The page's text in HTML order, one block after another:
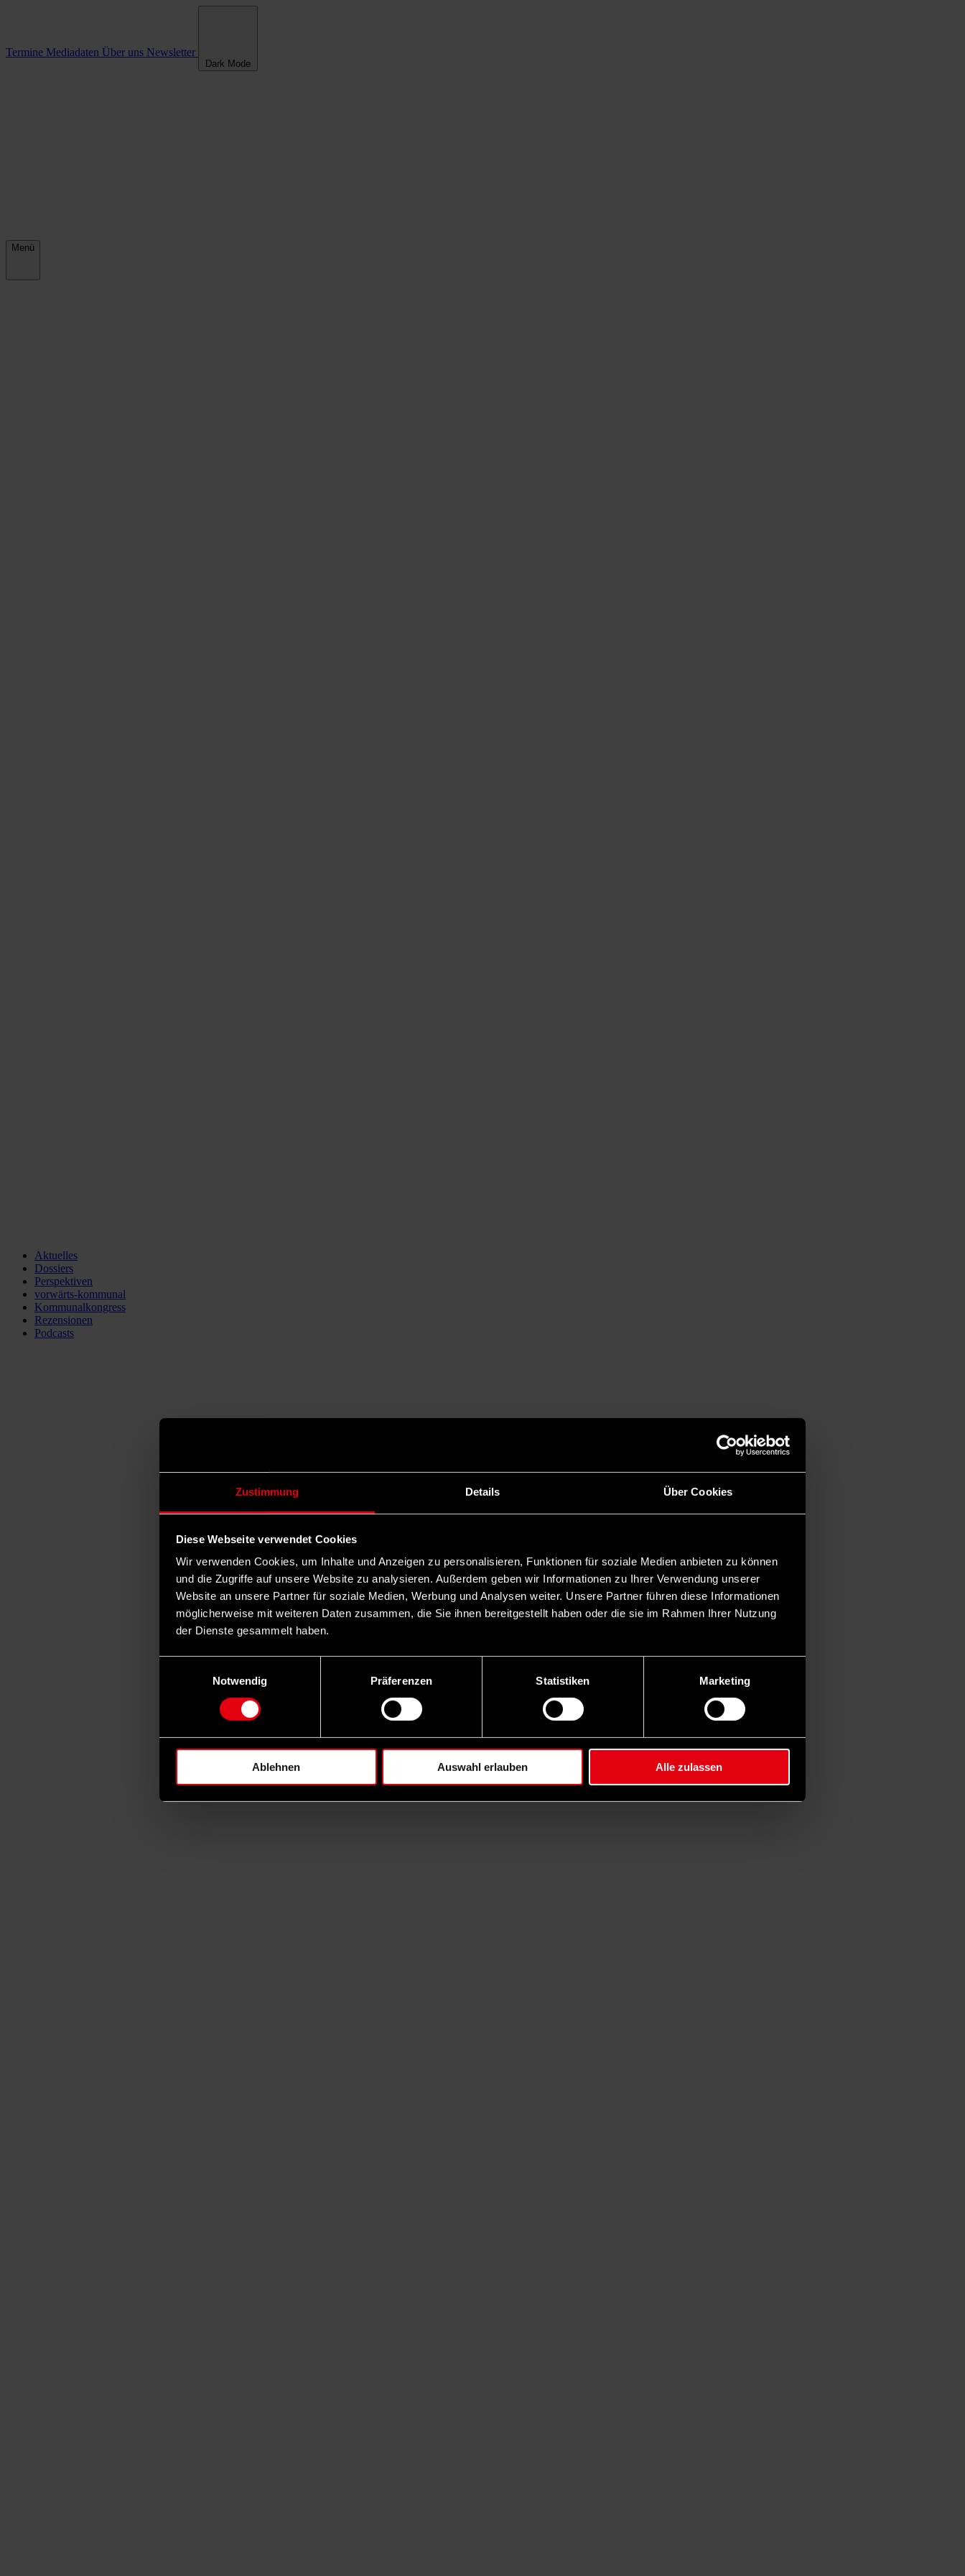
Zustimmung Details Über Cookies
Diese Webseite verwendet Cookies
Wir verwenden Cookies, um Inhalte und Anzeigen zu personalisieren, Funktionen für soziale Medien anbieten zu können
und die Zugriffe auf unsere Website zu analysieren. Außerdem geben wir Informationen zu Ihrer Verwendung unserer
Website an unsere Partner für soziale Medien, Werbung und Analysen weiter. Unsere Partner führen diese Informationen
möglicherweise mit weiteren Daten zusammen, die Sie ihnen bereitgestellt haben oder die sie im Rahmen Ihrer Nutzung
der Dienste gesammelt haben.
Notwendig
Präferenzen Statistiken Marketing
Ablehnen Auswahl erlauben Alle zulassen
Termine Mediadaten Über uns Newsletter
Dark Mode
Menü
Aktuelles
Dossiers
Perspektiven
vorwärts-kommunal
Kommunalkongress
Rezensionen
Podcasts